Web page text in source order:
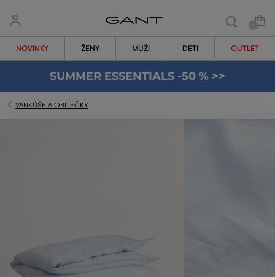
NOVINKY ŽENY MUŽI DETI OUTLET
SUMMER ESSENTIALS -50 % >>
VANKÚŠE A OBLIEČKY